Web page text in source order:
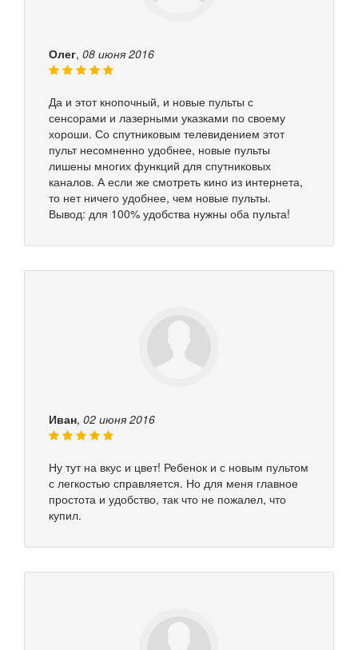
Олег, 08 июня 2016
Да и этот кнопочный, и новые пульты с
сенсорами и лазерными указками по своему
хороши. Со спутниковым телевидением этот
пульт несомненно удобнее, новые пульты
лишены многих функций для спутниковых
каналов. А если же смотреть кино из интернета,
то нет ничего удобнее, чем новые пульты.
Вывод: для 100% удобства нужны оба пульта!
Иван, 02 июня 2016
Ну тут на вкус и цвет! Ребенок и с новым пультом
с легкостью справляется. Но для меня главное
простота и удобство, так что не пожалел, что
купил.